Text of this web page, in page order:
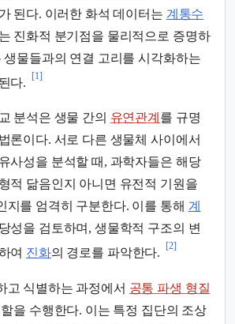
된다. 이러한 화석 데이터는 계통수
진화적 분기점을 물리적으로 증명하
생물들과의 연결 고리를 시각화하는
다.
[1]
분석은 생물 간의 유연관계 를 규명
론이다. 서로 다른 생물체 사이에서
사성을 분석할 때, 과학자들은 해당
적 닮음인지 아니면 유전적 기원을
지를 엄격히 구분한다. 이를 통해 계
성을 검토하며, 생물학적 구조의 변
여 진화의 경로를 파악한다.
[2]
고 식별하는 과정에서 공통 파생 형질
을 수행한다. 이는 특정 집단의 조상